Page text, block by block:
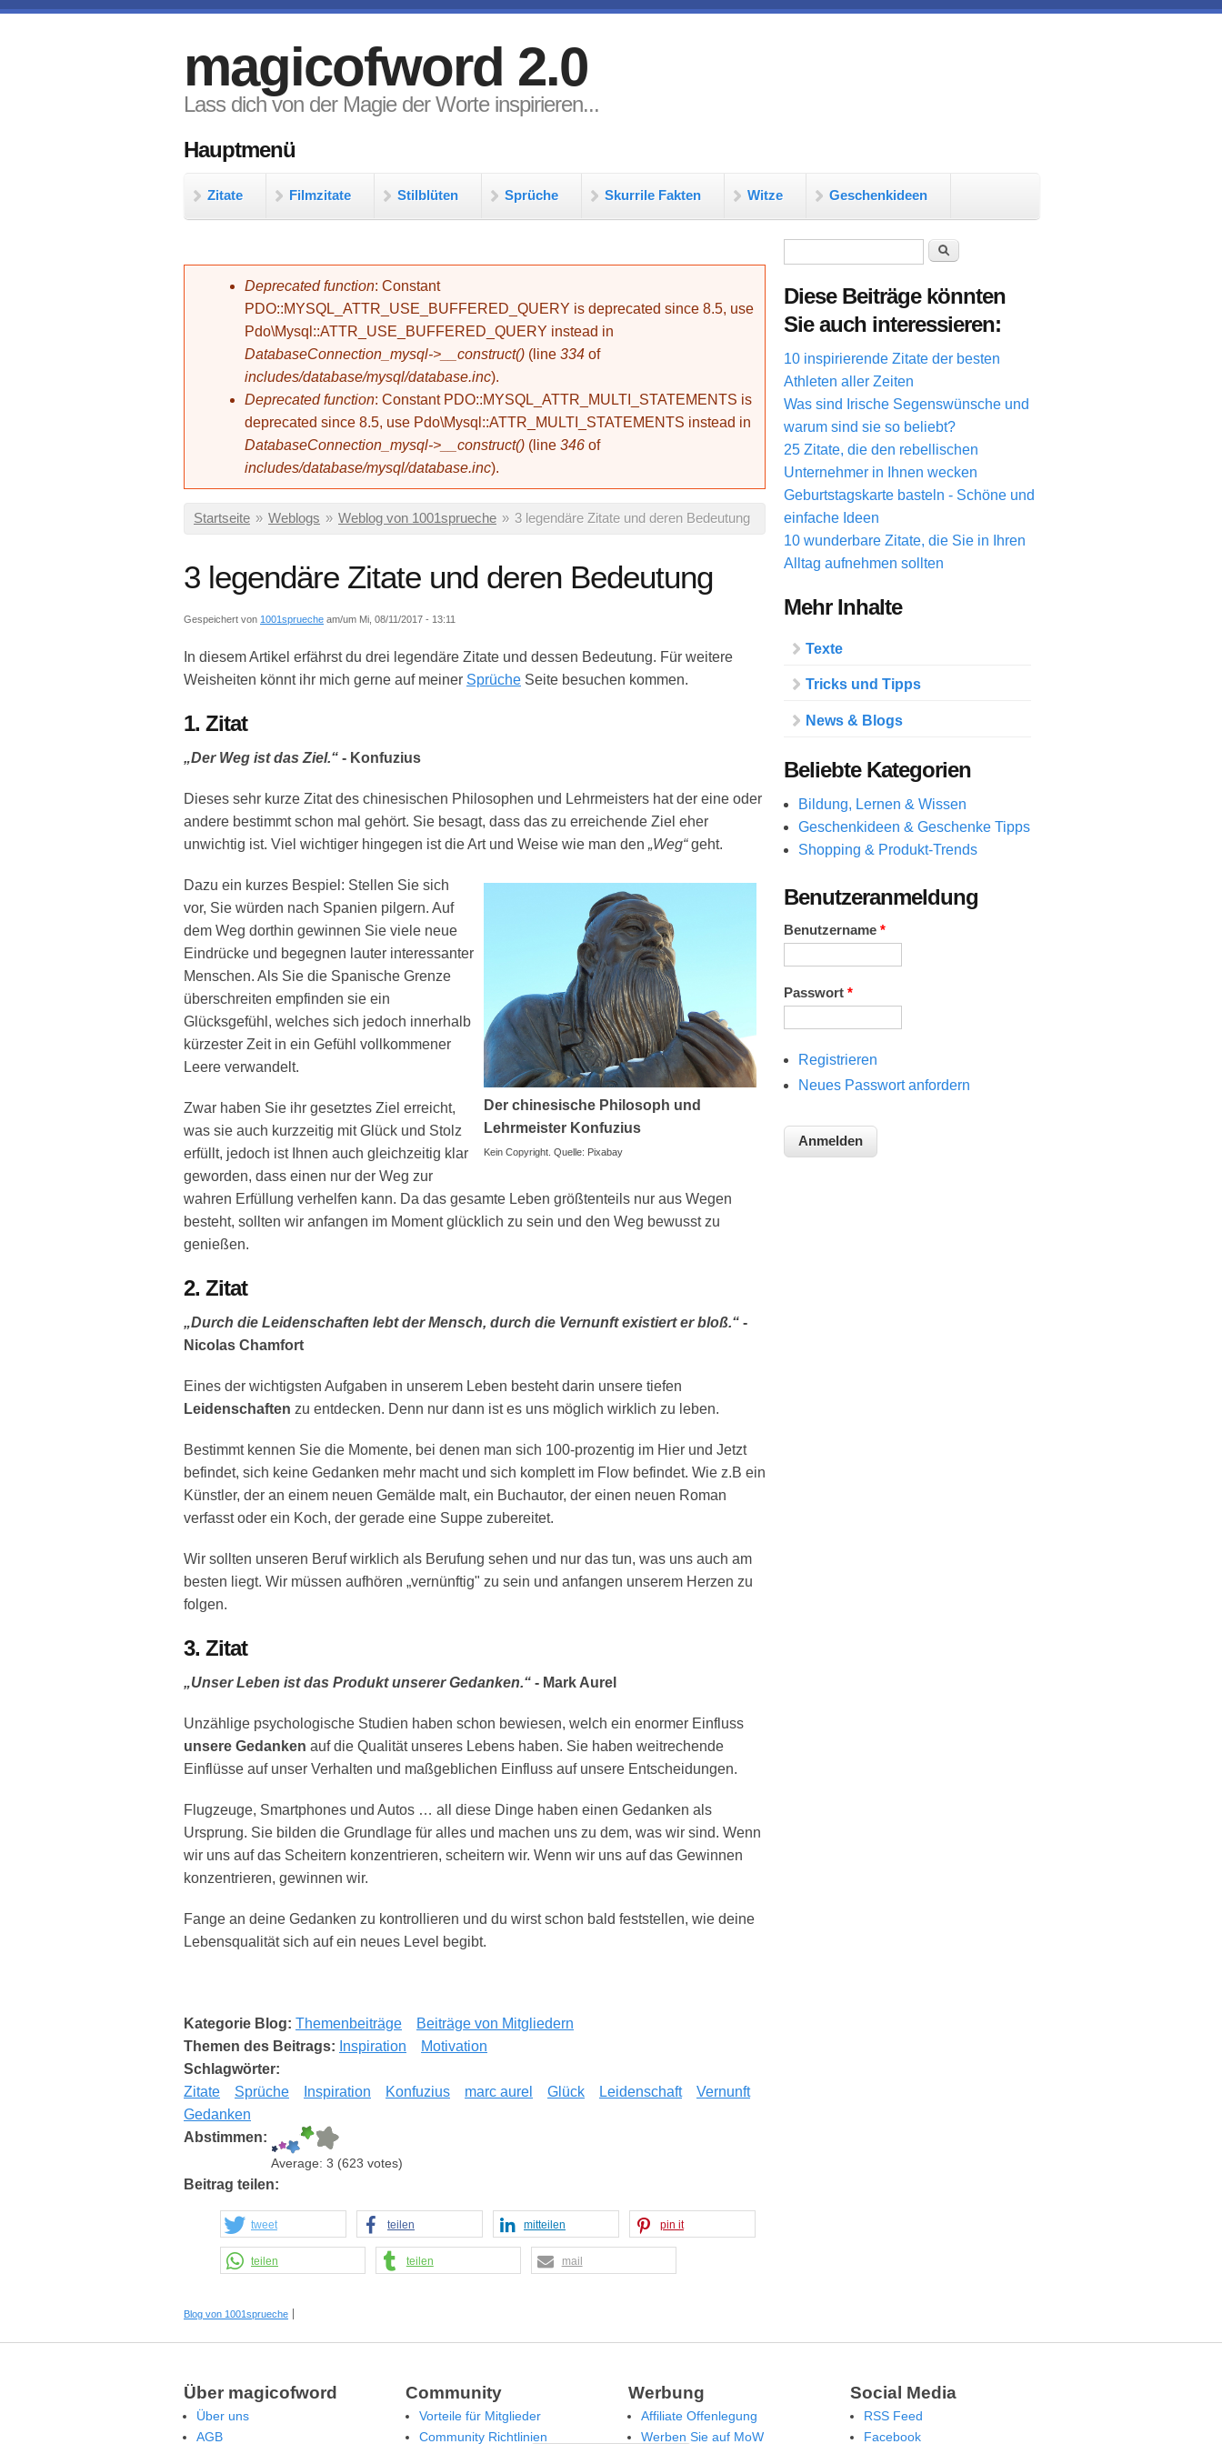
magicofword 2.0
Lass dich von der Magie der Worte inspirieren...
Hauptmenü
Zitate Filmzitate Stilblüten Sprüche Skurrile Fakten Witze Geschenkideen
Fehlermeldung
Deprecated function: Constant
PDO::MYSQL_ATTR_USE_BUFFERED_QUERY is deprecated since 8.5, use
Pdo\Mysql::ATTR_USE_BUFFERED_QUERY instead in
DatabaseConnection_mysql->__construct() (line 334 of
includes/database/mysql/database.inc).
Deprecated function: Constant PDO::MYSQL_ATTR_MULTI_STATEMENTS is
deprecated since 8.5, use Pdo\Mysql::ATTR_MULTI_STATEMENTS instead in
DatabaseConnection_mysql->__construct() (line 346 of
includes/database/mysql/database.inc).
Sie sind hier
Startseite » Weblogs » Weblog von 1001sprueche » 3 legendäre Zitate und deren Bedeutung
3 legendäre Zitate und deren Bedeutung
Gespeichert von 1001sprueche am/um Mi, 08/11/2017 - 13:11
In diesem Artikel erfährst du drei legendäre Zitate und dessen Bedeutung. Für weitere
Weisheiten könnt ihr mich gerne auf meiner Sprüche Seite besuchen kommen.
1. Zitat
„Der Weg ist das Ziel.“ - Konfuzius
Dieses sehr kurze Zitat des chinesischen Philosophen und Lehrmeisters hat der eine oder
andere bestimmt schon mal gehört. Sie besagt, dass das zu erreichende Ziel eher
unwichtig ist. Viel wichtiger hingegen ist die Art und Weise wie man den „Weg“geht.
Der chinesische Philosoph und
Lehrmeister Konfuzius
Kein Copyright. Quelle: Pixabay
Dazu ein kurzes Bespiel: Stellen Sie sich
vor, Sie würden nach Spanien pilgern. Auf
dem Weg dorthin gewinnen Sie viele neue
Eindrücke und begegnen lauter interessanter
Menschen. Als Sie die Spanische Grenze
überschreiten empfinden sie ein
Glücksgefühl, welches sich jedoch innerhalb
kürzester Zeit in ein Gefühl vollkommener
Leere verwandelt.
Zwar haben Sie ihr gesetztes Ziel erreicht,
was sie auch kurzzeitig mit Glück und Stolz
erfüllt, jedoch ist Ihnen auch gleichzeitig klar
geworden, dass einen nur der Weg zur
wahren Erfüllung verhelfen kann. Da das gesamte Leben größtenteils nur aus Wegen
besteht, sollten wir anfangen im Moment glücklich zu sein und den Weg bewusst zu
genießen.
2. Zitat
„Durch die Leidenschaften lebt der Mensch, durch die Vernunft existiert er bloß.“ -
Nicolas Chamfort
Eines der wichtigsten Aufgaben in unserem Leben besteht darin unsere tiefen
Leidenschaften zu entdecken. Denn nur dann ist es uns möglich wirklich zu leben.
Bestimmt kennen Sie die Momente, bei denen man sich 100-prozentig im Hier und Jetzt
befindet, sich keine Gedanken mehr macht und sich komplett im Flow befindet. Wie z.B ein
Künstler, der an einem neuen Gemälde malt, ein Buchautor, der einen neuen Roman
verfasst oder ein Koch, der gerade eine Suppe zubereitet.
Wir sollten unseren Beruf wirklich als Berufung sehen und nur das tun, was uns auch am
besten liegt. Wir müssen aufhören „vernünftig" zu sein und anfangen unserem Herzen zu
folgen.
3. Zitat
„Unser Leben ist das Produkt unserer Gedanken.“ - Mark Aurel
Unzählige psychologische Studien haben schon bewiesen, welch ein enormer Einfluss
unsere Gedanken auf die Qualität unseres Lebens haben. Sie haben weitrechende
Einflüsse auf unser Verhalten und maßgeblichen Einfluss auf unsere Entscheidungen.
Flugzeuge, Smartphones und Autos … all diese Dinge haben einen Gedanken als
Ursprung. Sie bilden die Grundlage für alles und machen uns zu dem, was wir sind. Wenn
wir uns auf das Scheitern konzentrieren, scheitern wir. Wenn wir uns auf das Gewinnen
konzentrieren, gewinnen wir.
Fange an deine Gedanken zu kontrollieren und du wirst schon bald feststellen, wie deine
Lebensqualität sich auf ein neues Level begibt.
Kategorie Blog: Themenbeiträge
Beiträge von Mitgliedern
Themen des Beitrags: Inspiration
Motivation
Schlagwörter:
Zitate
Sprüche Inspiration Konfuzius marc aurel Glück Leidenschaft
Vernunft
Gedanken
Abstimmen:
Average: 3 (623 votes)
Beitrag teilen:
tweet teilen mitteilen pin it
teilen teilen mail
Blog von 1001sprueche
Suche
Diese Beiträge könnten
Sie auch interessieren:
10 inspirierende Zitate der besten
Athleten aller Zeiten
Was sind Irische Segenswünsche und
warum sind sie so beliebt?
25 Zitate, die den rebellischen
Unternehmer in Ihnen wecken
Geburtstagskarte basteln - Schöne und
einfache Ideen
10 wunderbare Zitate, die Sie in Ihren
Alltag aufnehmen sollten
Mehr Inhalte
Texte
Tricks und Tipps
News & Blogs
Beliebte Kategorien
Bildung, Lernen & Wissen
Geschenkideen & Geschenke Tipps
Shopping & Produkt-Trends
Benutzeranmeldung
Benutzername *
Passwort *
Registrieren
Neues Passwort anfordern
Über magicofword
Über uns
AGB
Community
Vorteile für Mitglieder
Community Richtlinien
Werbung
Affiliate Offenlegung
Werben Sie auf MoW
Social Media
RSS Feed
Facebook